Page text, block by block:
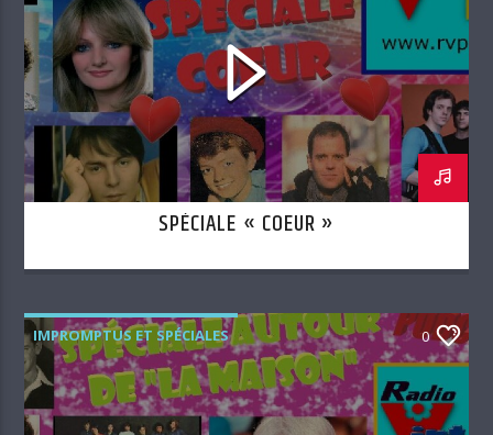
SPÉCIALE « COEUR »
IMPROMPTUS ET SPÉCIALES 0